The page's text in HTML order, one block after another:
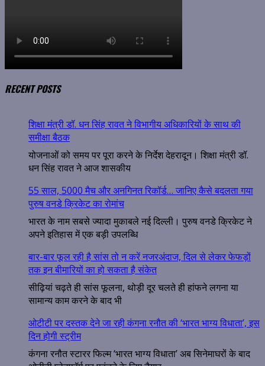
RECENT POSTS
शिक्षा मंत्री डॉ. धन सिंह रावत ने विभागीय अधिकारियों के साथ की
समीक्षा बैठक
योजनाओं को समय पर पूरा करने के निर्देश देहरादून। शिक्षा मंत्री डॉ.
धन सिंह रावत ने आज शासकीय
55 साल, 5000 मैच और अनगिनत रिकॉर्ड… जानिए कैसे बदलता गया
पुरुष वनडे क्रिकेट का रोमांच
भारत के नाम सबसे ज्यादा मुकाबले नई दिल्ली। पुरुष वनडे क्रिकेट ने
अपने इतिहास में एक बड़ी उपलब्धि
बार-बार फूल रही है सांस तो न करें नजरअंदाज, दिल से लेकर फेफड़ों
तक इन बीमारियों का हो सकता है संकेत
सीढ़ियां चढ़ते ही सांस फूलना, थोड़ी दूर चलते ही हांफने लगना या
सामान्य काम करने के बाद भी
ओटीटी पर दस्तक देने जा रही कंगना रनौत की ‘भारत भाग्य विधाता’, इस
दिन होगी स्ट्रीम
कंगना रनौत स्टारर फिल्म ‘भारत भाग्य विधाता’ अब सिनेमाघरों के बाद